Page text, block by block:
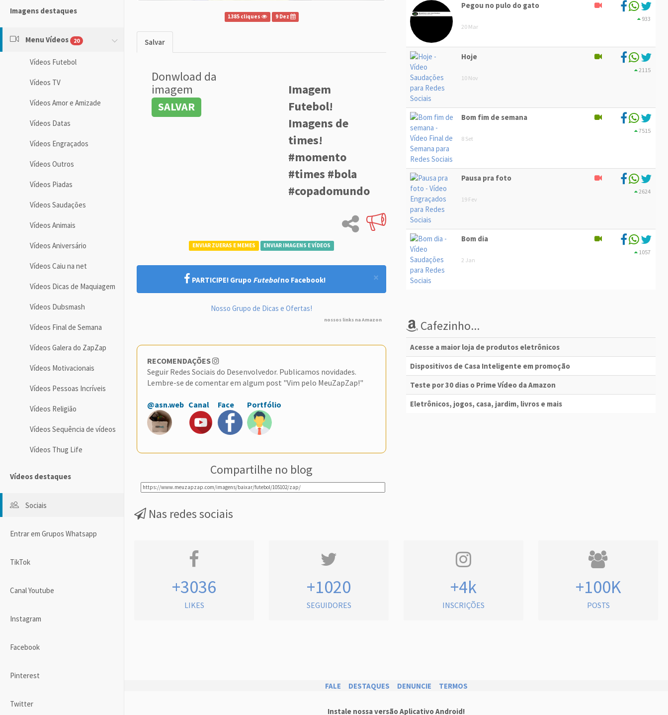
Imagens destaques
Menu Vídeos 20
Vídeos Futebol
Vídeos TV
Vídeos Amor e Amizade
Vídeos Datas
Vídeos Engraçados
Vídeos Outros
Vídeos Piadas
Vídeos Saudações
Vídeos Animais
Vídeos Aniversário
Vídeos Caiu na net
Vídeos Dicas de Maquiagem
Vídeos Dubsmash
Vídeos Final de Semana
Vídeos Galera do ZapZap
Vídeos Motivacionais
Vídeos Pessoas Incríveis
Vídeos Religião
Vídeos Sequência de vídeos
Vídeos Thug Life
Vídeos destaques
Sociais
Entrar em Grupos Whatsapp
TikTok
Canal Youtube
Instagram
Facebook
Pinterest
Twitter
1385 cliques 9 Dez
Salvar
Donwload da
imagem
SALVAR
Imagem
Futebol!
Imagens de
times!
#momento
#times #bola
#copadomundo
ENVIAR ZUERAS E MEMES ENVIAR IMAGENS E VÍDEOS
×
PARTICIPE! Grupo Futebolno Facebook!
Nosso Grupo de Dicas e Ofertas!
nossos links na Amazon
RECOMENDAÇÕES
Seguir Redes Sociais do Desenvolvedor. Publicamos novidades.
Lembre-se de comentar em algum post "Vim pelo MeuZapZap!"
@asn.web Canal Face Portfólio
Compartilhe no blog
Pegou no pulo do gato
20 Mar
933
Hoje
10 Nov
2115
Bom fim de semana
8 Set
7515
Pausa pra foto
19 Fev
2624
Bom dia
2 Jan
1057
Cafezinho...
Acesse a maior loja de produtos eletrônicos
Dispositivos de Casa Inteligente em promoção
Teste por 30 dias o Prime Vídeo da Amazon
Eletrônicos, jogos, casa, jardim, livros e mais
Nas redes sociais
+3036
LIKES
+1020
SEGUIDORES
+4k
INSCRIÇÕES
+100K
POSTS
FALE DESTAQUES DENUNCIE TERMOS
Instale nossa versão Aplicativo Android!